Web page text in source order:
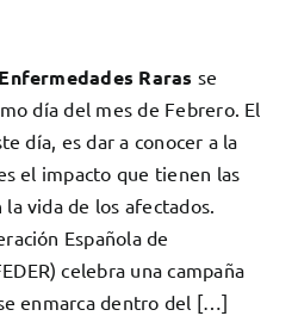
Raras se
día del mes de Febrero. El
día, es dar a conocer a la
el impacto que tienen las
vida de los afectados.
Española de
celebra una campaña
enmarca dentro del […]